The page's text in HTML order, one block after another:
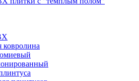
ковролина